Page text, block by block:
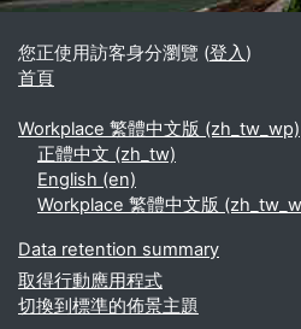
您正使用訪客身分瀏覽 (登入)
首頁
Workplace 繁體中文版 ‎(zh_tw_wp)‎
正體中文 ‎(zh_tw)‎
English ‎(en)‎
Workplace 繁體中文版
Data retention summary
取得行動應用程式
切換到標準的佈景主題